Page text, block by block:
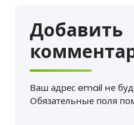
Добавить
Ваш адрес email не
Обязательные поля